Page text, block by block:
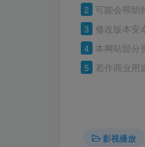
2 可能会帮助
3 修改版本安
4 本网站部分
5 若作商业用
影视播放